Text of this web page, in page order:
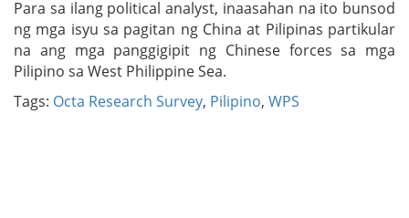
Para sa ilang political analyst, inaasahan na ito bunsod
ng mga isyu sa pagitan ng China at Pilipinas partikular
na ang mga panggigipit ng Chinese forces sa mga
Pilipino sa West Philippine Sea.
Tags: Octa Research Survey, Pilipino, WPS